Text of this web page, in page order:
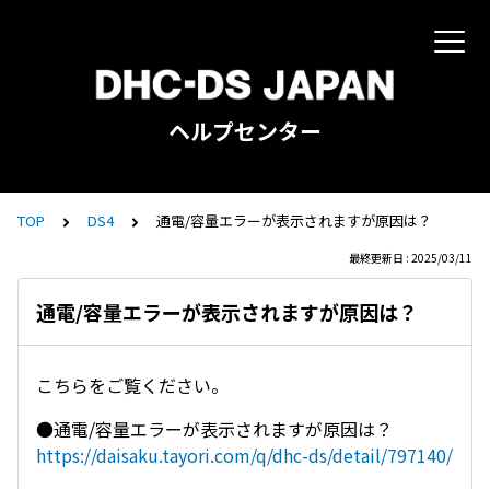
ヘルプセンター
TOP DS4 通電/容量エラーが表示されますが原因は？
最終更新日 : 2025/03/11
通電/容量エラーが表示されますが原因は？
こちらをご覧ください。
●通電/容量エラーが表示されますが原因は？
https://daisaku.tayori.com/q/dhc-ds/detail/797140/